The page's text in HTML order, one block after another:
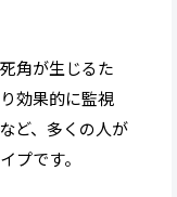
角が生じるた
効果的に監視
ど、多くの人が
プです。